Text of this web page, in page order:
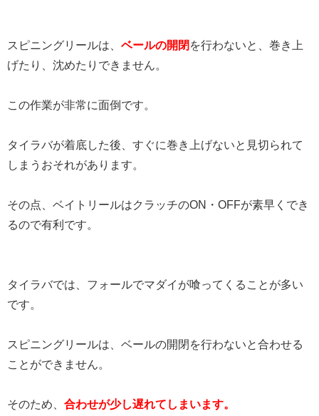
スピニングリールは、 ベールの開閉 を行わないと、巻き上
げたり、沈めたりできません。
この作業が非常に面倒です。
タイラバが着底した後、すぐに巻き上げないと見切られて
しまうおそれがあります。
その点、ベイトリールはクラッチのON・OFFが素早くでき
るので有利です。
タイラバでは、フォールでマダイが喰ってくることが多い
です。
スピニングリールは、ベールの開閉を行わないと合わせる
ことができません。
そのため、 合わせが少し遅れてしまいます。